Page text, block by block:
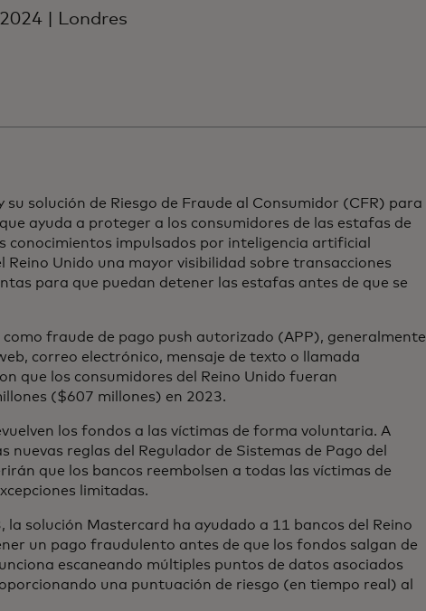
| Londres
solución de Riesgo de Fraude al Consumidor (CFR) para
ayuda a proteger a los consumidores de las estafas de
conocimientos impulsados por inteligencia artificial
Reino Unido una mayor visibilidad sobre transacciones
para que puedan detener las estafas antes de que se
como fraude de pago push autorizado (APP), generalmente
correo electrónico, mensaje de texto o llamada
que los consumidores del Reino Unido fueran
($607 millones) en 2023.
los fondos a las víctimas de forma voluntaria. A
nuevas reglas del Regulador de Sistemas de Pago del
que los bancos reembolsen a todas las víctimas de
limitadas.
la solución Mastercard ha ayudado a 11 bancos del Reino
un pago fraudulento antes de que los fondos salgan de
escaneando múltiples puntos de datos asociados
una puntuación de riesgo (en tiempo real) al